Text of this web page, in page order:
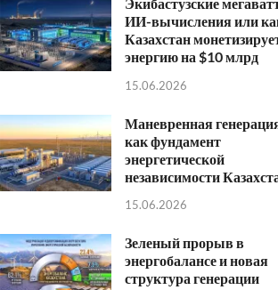
ИИ-вычисления или
Казахстан
энергию на $10 млрд
15.06.2026
Маневренная
как фундамент
энергетической
независимости
15.06.2026
Зеленый прорыв в
энергобалансе и новая
структура генерации